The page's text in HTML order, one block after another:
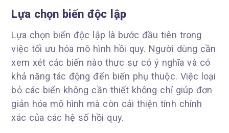
Lựa chọn biến độc lập
Lựa chọn biến độc lập là bước đầu tiên trong
việc tối ưu hóa mô hình hồi quy. Người dùng cần
xem xét các biến nào thực sự có ý nghĩa và có
khả năng tác động đến biến phụ thuộc. Việc loại
bỏ các biến không cần thiết không chỉ giúp đơn
giản hóa mô hình mà còn cải thiện tính chính
xác của các hệ số hồi quy.